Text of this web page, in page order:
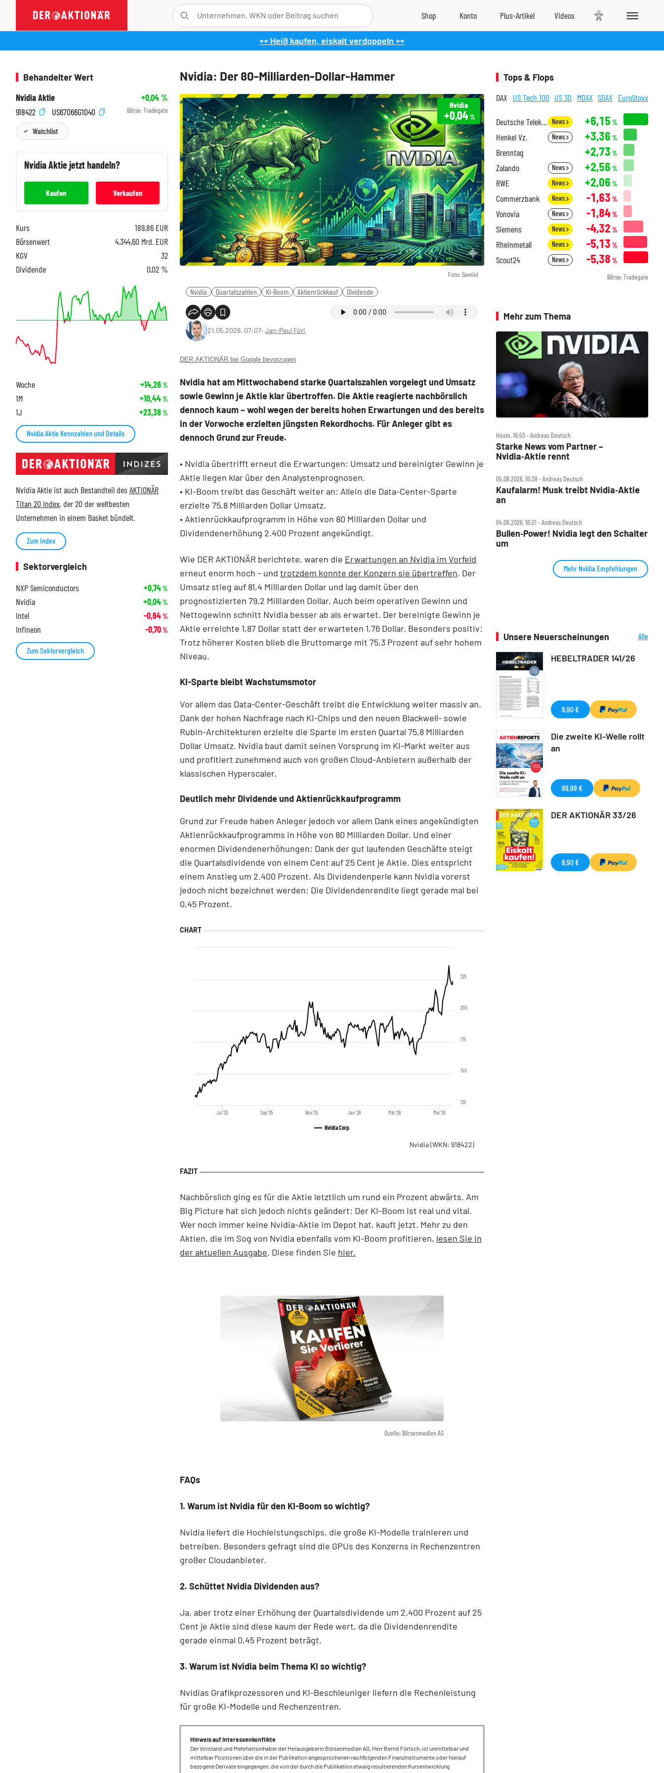
++ Heiß kaufen, eiskalt verdoppeln ++
Nvidia: Der 80-Milliarden-Dollar-Hammer
Foto: Gemini
Nvidia
+0,04%
Nvidia Quartalszahlen KI-Boom Aktienrückkauf Dividende
21.05.2026, 07:07‧ Jan-Paul Fóri
DER AKTIONÄR bei Google bevorzugen
Nvidia hat am Mittwochabend starke Quartalszahlen vorgelegt und Umsatz
sowie Gewinn je Aktie klar übertroffen. Die Aktie reagierte nachbörslich
dennoch kaum – wohl wegen der bereits hohen Erwartungen und des bereits
in der Vorwoche erzielten jüngsten Rekordhochs. Für Anleger gibt es
dennoch Grund zur Freude.
• Nvidia übertrifft erneut die Erwartungen: Umsatz und bereinigter Gewinn je
Aktie liegen klar über den Analystenprognosen.
• KI-Boom treibt das Geschäft weiter an: Allein die Data-Center-Sparte
erzielte 75,8 Milliarden Dollar Umsatz.
• Aktienrückkaufprogramm in Höhe von 80 Milliarden Dollar und
Dividendenerhöhung 2.400 Prozent angekündigt.
Wie DER AKTIONÄR berichtete, waren die Erwartungen an Nvidia im Vorfeld
erneut enorm hoch – und trotzdem konnte der Konzern sie übertreffen. Der
Umsatz stieg auf 81,4 Milliarden Dollar und lag damit über den
prognostizierten 79,2 Milliarden Dollar. Auch beim operativen Gewinn und
Nettogewinn schnitt Nvidia besser ab als erwartet. Der bereinigte Gewinn je
Aktie erreichte 1,87 Dollar statt der erwarteten 1,76 Dollar. Besonders positiv:
Trotz höherer Kosten blieb die Bruttomarge mit 75,3 Prozent auf sehr hohem
Niveau.
KI-Sparte bleibt Wachstumsmotor
Vor allem das Data-Center-Geschäft treibt die Entwicklung weiter massiv an.
Dank der hohen Nachfrage nach KI-Chips und den neuen Blackwell- sowie
Rubin-Architekturen erzielte die Sparte im ersten Quartal 75,8 Milliarden
Dollar Umsatz. Nvidia baut damit seinen Vorsprung im KI-Markt weiter aus
und profitiert zunehmend auch von großen Cloud-Anbietern außerhalb der
klassischen Hyperscaler.
Deutlich mehr Dividende und Aktienrückkaufprogramm
Grund zur Freude haben Anleger jedoch vor allem Dank eines angekündigten
Aktienrückkaufprogramms in Höhe von 80 Milliarden Dollar. Und einer
enormen Dividendenerhöhungen: Dank der gut laufenden Geschäfte steigt
die Quartalsdividende von einem Cent auf 25 Cent je Aktie. Dies entspricht
einem Anstieg um 2.400 Prozent. Als Dividendenperle kann Nvidia vorerst
jedoch nicht bezeichnet werden: Die Dividendenrendite liegt gerade mal bei
0,45 Prozent.
Nvidia Corp.
Jul '25 Sep '25 Nov '25 Jan '26 Mär '26 Mai '26
125
150
175
200
225
Nvidia(WKN: 918422)
Nachbörslich ging es für die Aktie letztlich um rund ein Prozent abwärts. Am
Big Picture hat sich jedoch nichts geändert: Der KI-Boom ist real und vital.
Wer noch immer keine Nvidia-Aktie im Depot hat, kauft jetzt. Mehr zu den
Aktien, die im Sog von Nvidia ebenfalls vom KI-Boom profitieren, lesen Sie in
der aktuellen Ausgabe. Diese finden Sie hier.
Quelle: Börsenmedien AG
FAQs
1. Warum ist Nvidia für den KI-Boom so wichtig?
Nvidia liefert die Hochleistungschips, die große KI-Modelle trainieren und
betreiben. Besonders gefragt sind die GPUs des Konzerns in Rechenzentren
großer Cloudanbieter.
2. Schüttet Nvidia Dividenden aus?
Ja, aber trotz einer Erhöhung der Quartalsdividende um 2.400 Prozent auf 25
Cent je Aktie sind diese kaum der Rede wert, da die Dividendenrendite
gerade einmal 0,45 Prozent beträgt.
3. Warum ist Nvidia beim Thema KI so wichtig?
Nvidias Grafikprozessoren und KI-Beschleuniger liefern die Rechenleistung
für große KI-Modelle und Rechenzentren.
Hinweis auf Interessenkonflikte
Der Vorstand und Mehrheitsinhaber der Herausgeberin Börsenmedien AG, Herr Bernd Förtsch, ist unmittelbar und
mittelbar Positionen über die in der Publikation angesprochenen nachfolgenden Finanzinstrumente oder hierauf
bezogene Derivate eingegangen, die von der durch die Publikation etwaig resultierenden Kursentwicklung
Behandelter Wert
Nvidia Aktie
+0,04%
918422
US67066G1040 Börse: Tradegate
Watchlist
NvidiaAktie jetzt handeln?
Kaufen Verkaufen
Kurs 189,86 EUR
Börsenwert
4.344,60 Mrd. EUR
KGV
32
Dividende
0,02 %
Woche +14,26%
1M +10,44%
1J +23,38%
Nvidia Aktie Kennzahlen und Details
Nvidia Aktie ist auch Bestandteil desAKTIONÄR
Titan 20 Index, der 20 der weltbesten
Unternehmen in einem Basket bündelt.
Zum Index
Sektorvergleich
NXP Semiconductors
+0,74%
Nvidia +0,04%
Intel -0,64%
Infineon -0,70%
Zum Sektorvergleich
Tops & Flops
DAX US Tech 100 US 30 MDAX SDAX EuroStoxx
Deutsche Telekom News +6,15 %
Henkel Vz. News +3,36 %
Brenntag +2,73 %
Zalando News +2,56 %
RWE News +2,06 %
Commerzbank News -1,63 %
Vonovia News -1,84%
Siemens News -4,32 %
Rheinmetall News -5,13 %
Scout24 News -5,38 %
Börse: Tradegate
Mehr zum Thema
Heute, 16:53 ‧ Andreas Deutsch
Starke News vom Partner –
Nvidia‑Aktie rennt
05.08.2026, 16:38 ‧ Andreas Deutsch
Kaufalarm! Musk treibt Nvidia‑Aktie
an
04.08.2026, 16:21 ‧ Andreas Deutsch
Bullen‑Power! Nvidia legt den Schalter
um
Mehr Nvidia Empfehlungen
Unsere Neuerscheinungen
Alle
HEBELTRADER 141/26
9,90 €
Die zweite KI-Welle rollt
an
99,99 €
DER AKTIONÄR 33/26
8,90 €